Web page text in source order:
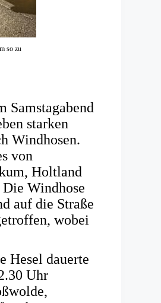
so zu
Samstagabend
starken
Windhosen.
von
Holtland
Windhose
auf die Straße
wobei
Hesel dauerte
Uhr